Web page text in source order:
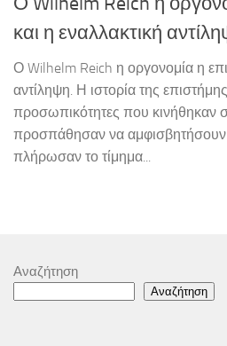
και η εναλλακτική
Ο Wilhelm Reich η οργονομία η
αντίληψη. Η ιστορία της
προσωπικότητες που κινήθηκαν
προσπάθησαν να αμφισβητήσουν
πλήρωσαν το τίμημα...
Αναζήτηση
Αναζήτηση